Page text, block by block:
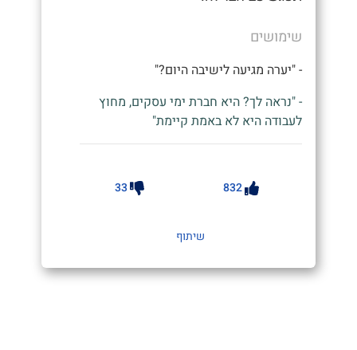
שימושים
- "יערה מגיעה לישיבה היום?"
- "נראה לך? היא חברת ימי עסקים, מחוץ
לעבודה היא לא באמת קיימת"
832
33
שיתוף